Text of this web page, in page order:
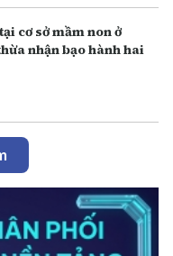
cơ sở mầm non ở
nhận bạo hành hai